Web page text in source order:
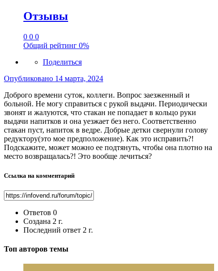
Отзывы
0 0 0
Общий рейтинг 0%
Поделиться
Опубликовано 14 марта, 2024
Доброго времени суток, коллеги. Вопрос заезженный и
больной. Не могу справиться с рукой выдачи. Периодически
звонят и жалуются, что стакан не попадает в кольцо руки
выдачи напитков и она уезжает без него. Соответственно
стакан пуст, напиток в ведре. Добрые детки свернули голову
редуктору(это мое предположение). Как это исправить?!
Подскажите, может можно ее подтянуть, чтобы она плотно на
место возвращалась?! Это вообще лечиться?
Ссылка на комментарий
Ответов 0
Создана 2 г.
Последний ответ 2 г.
Топ авторов темы